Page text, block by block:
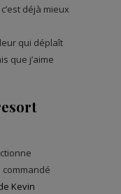
déjà mieux
qui déplaît
que j’aime
commandé
Kevin